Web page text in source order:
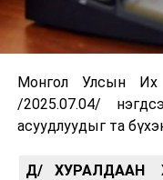
Монгол Улсын Их
/2025.07.04/
асуудлуудыг та
Д/
ХУРАЛДААН